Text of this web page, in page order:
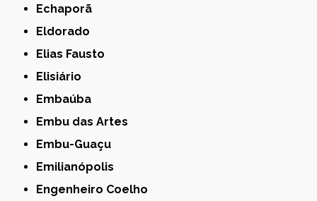
Echaporã
Eldorado
Elias Fausto
Elisiário
Embaúba
Embu das Artes
Embu-Guaçu
Emilianópolis
Engenheiro Coelho